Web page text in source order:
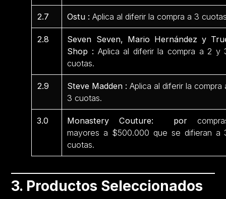
2.7 Ostu :Aplica al diferir la compra a 3
2.8
Seven Seven, Mario Hernández y
Shop : Aplica al diferir la compra a 2 y
cuotas.
2.9 Steve Madden :Aplica al diferir la compra
3 cuotas.
3.0 Monastery Couture: por
mayores a $500.000 que se difieran a
cuotas.
3. Productos Seleccionados